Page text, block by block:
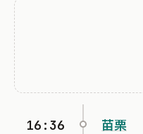
16:36 苗栗